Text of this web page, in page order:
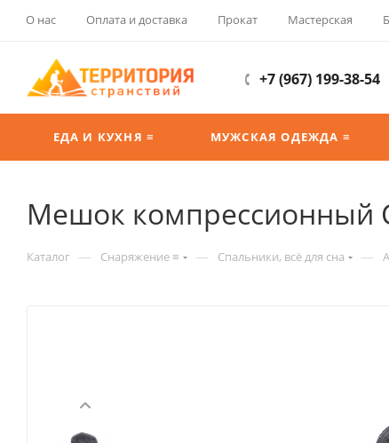
О нас Оплата и доставка Прокат Мастерская
+7 (967) 199-38-54
ЕДА И КУХНЯ ≡ МУЖСКАЯ ОДЕЖДА ≡
Мешок компрессионный
Каталог — Снаряжение ≡ — Спальники, всё для сна —